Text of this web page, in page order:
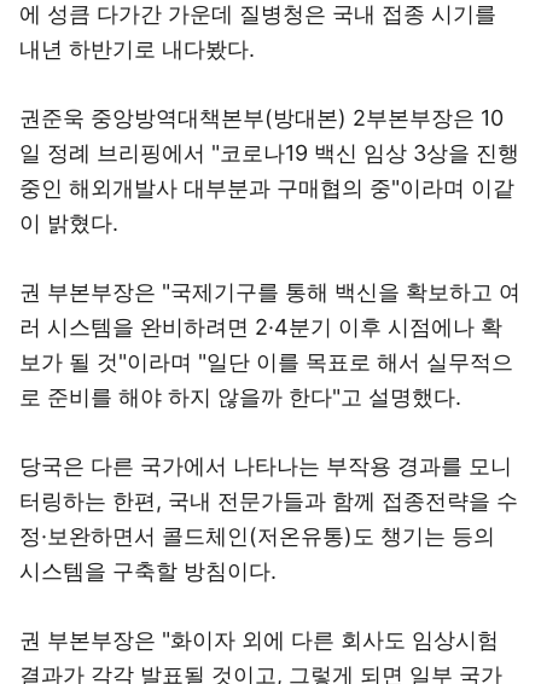
에 성큼 다가간 가운데 질병청은 국내 접종 시기를
내년 하반기로 내다봤다.
권준욱 중앙방역대책본부(방대본) 2부본부장은 10
일 정례 브리핑에서 "코로나19 백신 임상 3상을 진행
중인 해외개발사 대부분과 구매협의 중"이라며 이같
이 밝혔다.
권 부본부장은 "국제기구를 통해 백신을 확보하고 여
러 시스템을 완비하려면 2·4분기 이후 시점에나 확
보가 될 것"이라며 "일단 이를 목표로 해서 실무적으
로 준비를 해야 하지 않을까 한다"고 설명했다.
당국은 다른 국가에서 나타나는 부작용 경과를 모니
터링하는 한편, 국내 전문가들과 함께 접종전략을 수
정·보완하면서 콜드체인(저온유통)도 챙기는 등의
시스템을 구축할 방침이다.
권 부본부장은 "화이자 외에 다른 회사도 임상시험
결과가 각각 발표될 것이고, 그렇게 되면 일부 국가